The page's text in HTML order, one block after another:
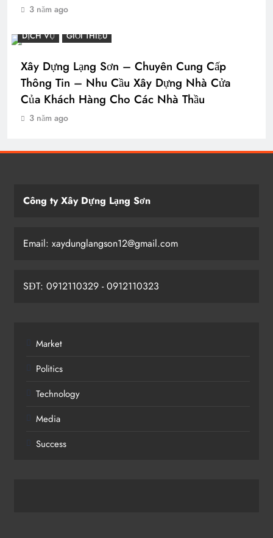
3 năm ago
DỊCH VỤ GIỚI THIỆU
Xây Dựng Lạng Sơn – Chuyên Cung Cấp
Thông Tin – Nhu Cầu Xây Dựng Nhà Cửa
Của Khách Hàng Cho Các Nhà Thầu
3 năm ago
Công ty Xây Dựng Lạng Sơn
Email: xaydunglangson12@gmail.com
SĐT: 0912110329 - 0912110323
Market
Politics
Technology
Media
Success